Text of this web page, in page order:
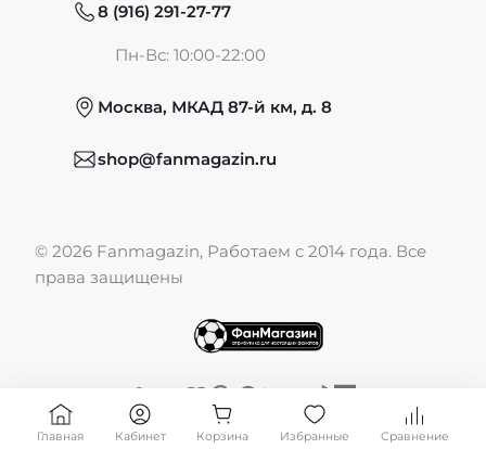
Обмен и возврат
Публичная оферта
8 (916) 291-27-77
Пн-Вс: 10:00-22:00
Москва, МКАД 87-й км, д. 8
shop@fanmagazin.ru
© 2026 Fanmagazin, Работаем с 2014 года. Все
права защищены
Главная Кабинет Корзина Избранные Сравнение